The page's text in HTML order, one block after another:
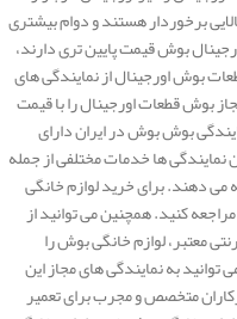
برخوردار هستند و دوام بیشتری
بوش قیمت پایین تری دارند،
بوش اورجینال از نمایندگی های
بوش قطعات اورجینال را با قیمت
بوش بوش در ایران دارای
ها خدمات مختلفی از جمله
می دهند. برای خرید لوازم خانگی
کنید. همچنین می توانید از
معتبر، لوازم خانگی بوش را
به نمایندگی های مجاز این
متخصص و مجرب برای تعمیر